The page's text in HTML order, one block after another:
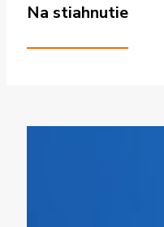
Na stiahnutie